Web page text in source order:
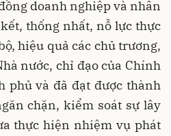
doanh nghiệp và nhân
thống nhất, nỗ lực thực
hiệu quả các chủ trương,
nước, chỉ đạo của Chính
phủ và đã đạt được thành
chặn, kiểm soát sự lây
thực hiện nhiệm vụ phát